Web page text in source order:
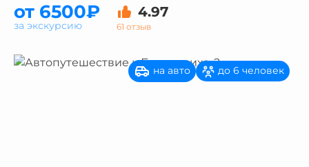
от 6500₽ 4.97
61 отзыв
за экскурсию
на авто до 6 человек